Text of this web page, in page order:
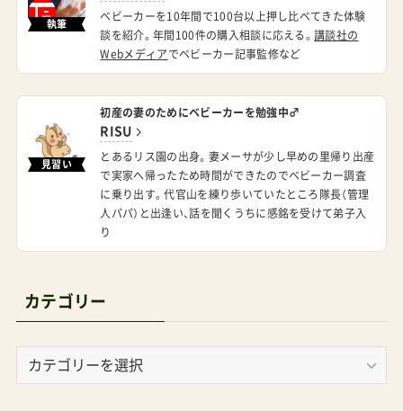
執筆
ベビーカーを10年間で100台以上押し比べてきた体験
談を紹介。年間100件の購入相談に応える。講談社の
Webメディア でベビーカー記事監修など
見習い
初産の妻のためにベビーカーを勉強中♂
RISU
とあるリス園の出身。妻メーサが少し早めの里帰り出産
で実家へ帰ったため時間ができたのでベビーカー調査
に乗り出す。代官山を練り歩いていたところ隊長（管理
人パパ）と出逢い、話を聞くうちに感銘を受けて弟子入
り
カテゴリー